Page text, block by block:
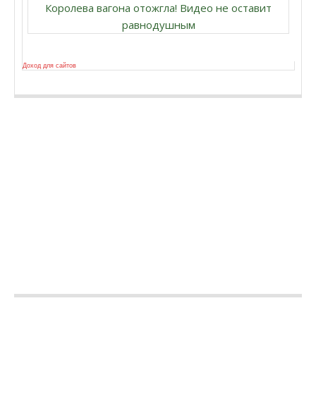
Королева вагона отожгла! Видео не оставит
равнодушным
Доход для сайтов